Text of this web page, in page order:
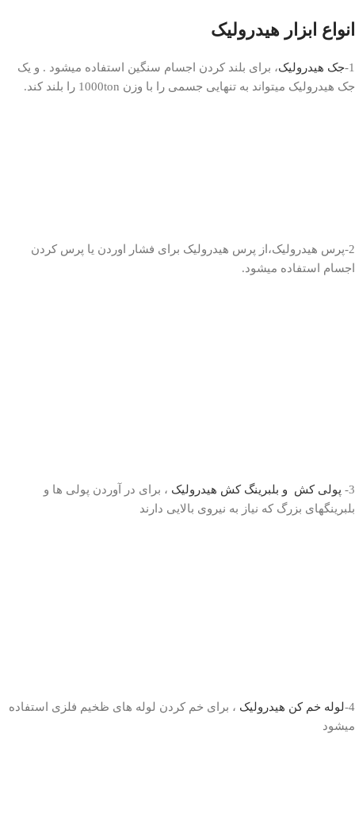
انواع ابزار هیدرولیک
1- جک هیدرولیک، برای بلند کردن اجسام سنگین استفاده میشود . و یک
جک هیدرولیک میتواند به تنهایی جسمی را با وزن 1000ton را بلند کند.
2-پرس هیدرولیک،از پرس هیدرولیک برای فشار اوردن یا پرس کردن
اجسام استفاده میشود.
3- پولی کش و بلبرینگ کش هیدرولیک ، برای در آوردن پولی ها و
بلبرینگهای بزرگ که نیاز به نیروی بالایی دارند
4- لوله خم کن هیدرولیک ، برای خم کردن لوله های ظخیم فلزی استفاده
میشود